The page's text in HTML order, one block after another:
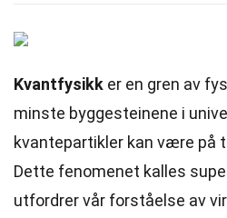
Kvantfysikk er en gren av
minste byggesteinene i
kvantepartikler kan være på
Dette fenomenet kalles
utfordrer vår forståelse av